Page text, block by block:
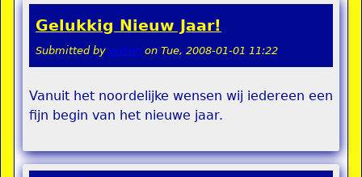
Gelukkig Nieuw Jaar!
Submitted by pokon on Tue, 2008-01-01 11:22
Vanuit het noordelijke wensen wij iedereen een
fijn begin van het nieuwe jaar.